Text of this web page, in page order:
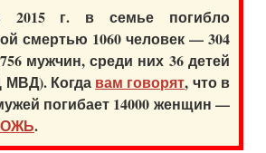
г. в семье погибло
смертью 1060 человек — 304
мужчин, среди них 36 детей
Когда вам говорят, что в
погибает 14000 женщин —
.